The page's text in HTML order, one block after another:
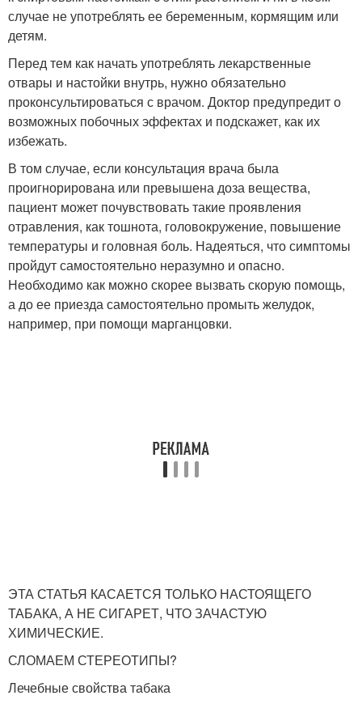
случае не употреблять ее беременным, кормящим или
детям.
Перед тем как начать употреблять лекарственные
отвары и настойки внутрь, нужно обязательно
проконсультироваться с врачом. Доктор предупредит о
возможных побочных эффектах и подскажет, как их
избежать.
В том случае, если консультация врача была
проигнорирована или превышена доза вещества,
пациент может почувствовать такие проявления
отравления, как тошнота, головокружение, повышение
температуры и головная боль. Надеяться, что симптомы
пройдут самостоятельно неразумно и опасно.
Необходимо как можно скорее вызвать скорую помощь,
а до ее приезда самостоятельно промыть желудок,
например, при помощи марганцовки.
ЭТА СТАТЬЯ КАСАЕТСЯ ТОЛЬКО НАСТОЯЩЕГО
ТАБАКА, А НЕ СИГАРЕТ, ЧТО ЗАЧАСТУЮ
ХИМИЧЕСКИЕ.
СЛОМАЕМ СТЕРЕОТИПЫ?
Лечебные свойства табака